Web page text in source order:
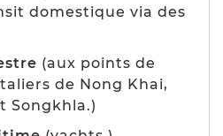
domestique via des
(aux points de
de Nong Khai,
Songkhla.)